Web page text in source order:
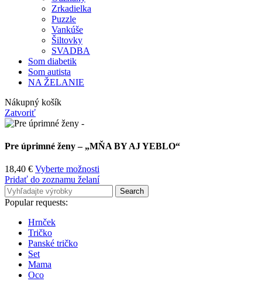
Zrkadielka
Puzzle
Vankúše
Šiltovky
SVADBA
Som diabetik
Som autista
NA ŽELANIE
Nákupný košík
Zatvoriť
Pre úprimné ženy – „MŇA BY AJ YEBLO“
18,40 € Vyberte možnosti
Pridať do zoznamu želaní
Search
Popular requests:
Hrnček
Tričko
Panské tričko
Set
Mama
Oco